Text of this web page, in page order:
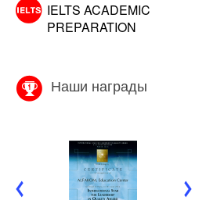
IELTS ACADEMIC
PREPARATION
Наши награды
КУРИЛЕНКО
Галина Сергеевна